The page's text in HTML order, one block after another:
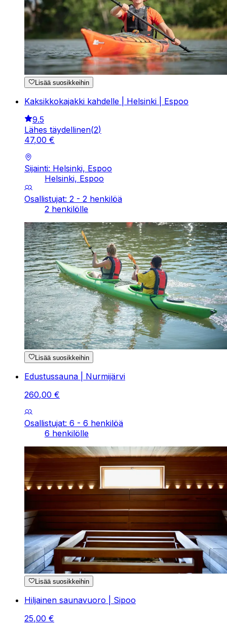
Lisää suosikkeihin
Kaksikkokajakki kahdelle | Helsinki | Espoo
9.5
Lähes täydellinen(2)
47,00 €
Sijainti: Helsinki, Espoo
Helsinki, Espoo
Osallistujat: 2 - 2 henkilöä
2 henkilölle
Lisää suosikkeihin
Edustussauna | Nurmijärvi
260,00 €
Osallistujat: 6 - 6 henkilöä
6 henkilölle
Lisää suosikkeihin
Hiljainen saunavuoro | Sipoo
25,00 €